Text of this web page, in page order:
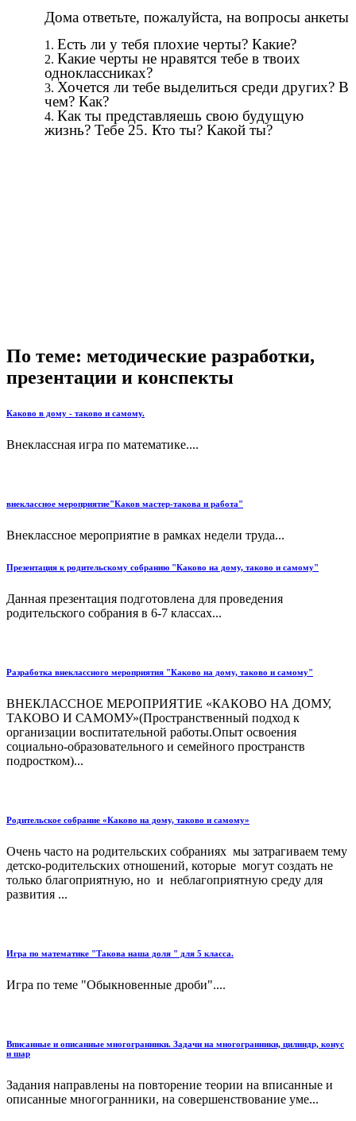
Дома ответьте, пожалуйста, на вопросы анкеты
Есть ли у тебя плохие черты? Какие?
Какие черты не нравятся тебе в твоих
одноклассниках?
Хочется ли тебе выделиться среди других? В
чем? Как?
Как ты представляешь свою будущую
жизнь? Тебе 25. Кто ты? Какой ты?
По теме: методические разработки,
презентации и конспекты
Каково в дому - таково и самому.
Внеклассная игра по математике....
внеклассное мероприятие"Каков мастер-такова и работа"
Внеклассное мероприятие в рамках недели труда...
Презентация к родительскому собранию "Каково на дому, таково и самому"
Данная презентация подготовлена для проведения
родительского собрания в 6-7 классах...
Разработка внеклассного мероприятия "Каково на дому, таково и самому"
ВНЕКЛАССНОЕ МЕРОПРИЯТИЕ «КАКОВО НА ДОМУ,
ТАКОВО И САМОМУ»(Пространственный подход к
организации воспитательной работы.Опыт освоения
социально-образовательного и семейного пространств
подростком)...
Родительское собрание «Каково на дому, таково и самому»
Очень часто на родительских собраниях мы затрагиваем тему
детско-родительских отношений, которые могут создать не
только благоприятную, но и неблагоприятную среду для
развития ...
Игра по математике "Такова наша доля " для 5 класса.
Игра по теме "Обыкновенные дроби"....
Впи­санные и опи­санные мно­го­гранни­ки. Задачи на многогранники, цилиндр, конус
и шар
За­да­ния нап­ра­вле­ны на по­вто­ре­ние те­о­рии на впи­санные и
опи­санные мно­го­гранни­ки, на со­вершен­ство­ва­ние уме...